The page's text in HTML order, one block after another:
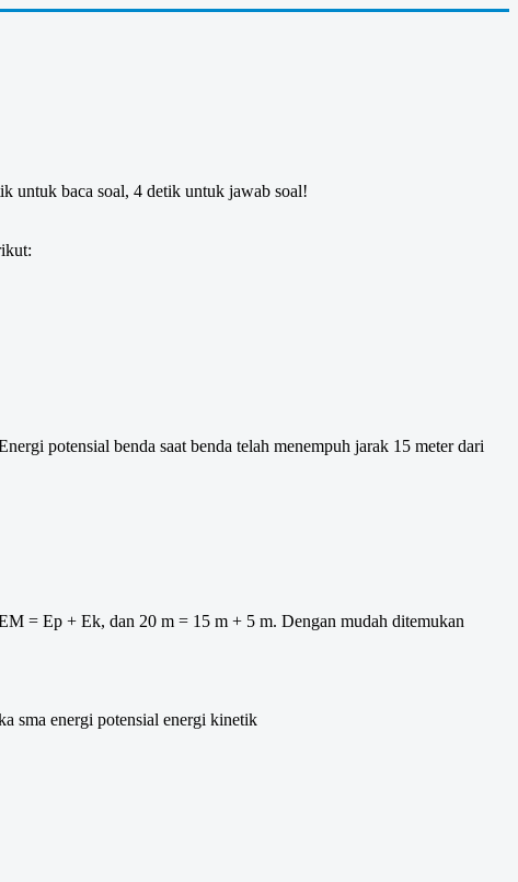
untuk baca soal, 4 detik untuk jawab soal!
potensial benda saat benda telah menempuh jarak 15 meter dari
= Ep + Ek, dan 20 m = 15 m + 5 m. Dengan mudah ditemukan
sma energi potensial energi kinetik